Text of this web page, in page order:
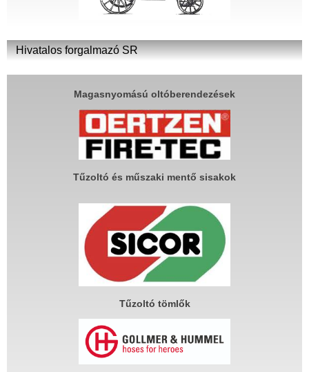
Hivatalos forgalmazó SR
Magasnyomású oltóberendezések
Tűzoltó és műszaki mentő sisakok
Tűzoltó tömlők